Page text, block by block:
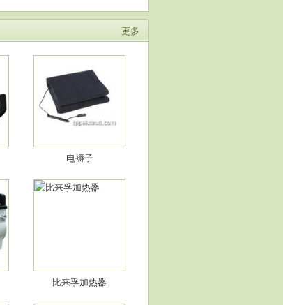
汽车暖风机水管
更多
电褥子
比来孚加热器